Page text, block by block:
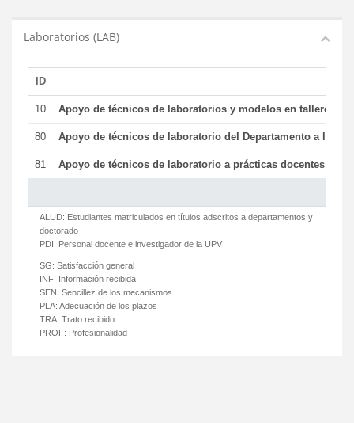
Laboratorios (LAB)
ID
10 Apoyo de técnicos de laboratorios y modelos en talleres/
80 Apoyo de técnicos de laboratorio del Departamento a la
81 Apoyo de técnicos de laboratorio a prácticas docentes y
ALUD: Estudiantes matriculados en títulos adscritos a departamentos y
doctorado
PDI: Personal docente e investigador de la UPV
SG: Satisfacción general
INF: Información recibida
SEN: Sencillez de los mecanismos
PLA: Adecuación de los plazos
TRA: Trato recibido
PROF: Profesionalidad